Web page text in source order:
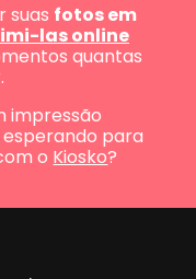
suas fotos em
las online
quantas
impressão
para
o Kiosko?